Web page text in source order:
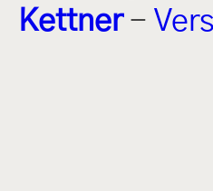
Kettner-